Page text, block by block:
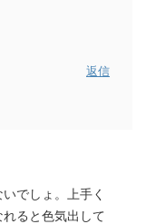
返信
でしょ。上手く
ると色気出して